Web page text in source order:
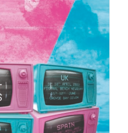
EN LA
CANTABRIA
Noticias Surf